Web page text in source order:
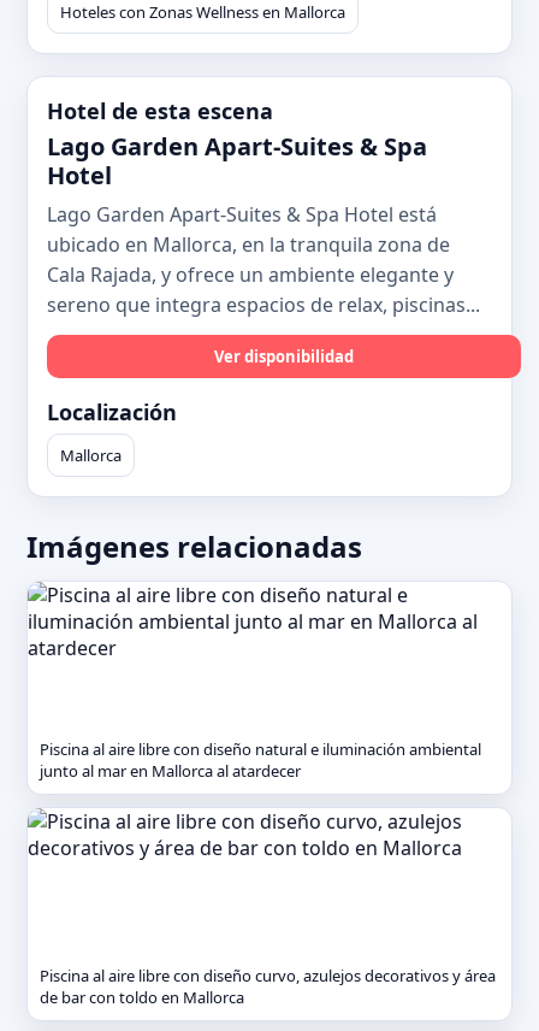
Hoteles con Zonas Wellness en Mallorca
Hotel de esta escena
Lago Garden Apart-Suites & Spa
Hotel
Lago Garden Apart-Suites & Spa Hotel está
ubicado en Mallorca, en la tranquila zona de
Cala Rajada, y ofrece un ambiente elegante y
sereno que integra espacios de relax, piscinas...
Ver disponibilidad
Localización
Mallorca
Imágenes relacionadas
Piscina al aire libre con diseño natural e iluminación ambiental
junto al mar en Mallorca al atardecer
Piscina al aire libre con diseño curvo, azulejos decorativos y área
de bar con toldo en Mallorca